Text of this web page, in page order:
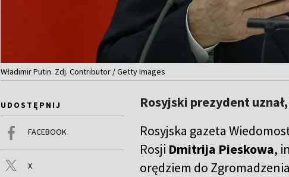
Władimir Putin. Zdj. Contributor / Getty Images
UDOSTĘPNIJ
FACEBOOK
X
Rosyjski prezydent
Rosyjska gazeta
Rosji Dmitrija Pieskowa,
orędziem do